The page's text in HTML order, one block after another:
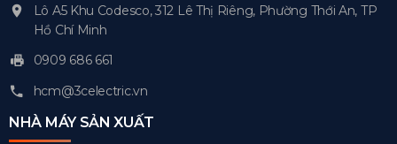
Lô A5 Khu Codesco, 312 Lê Thị Riêng, Phường Thới An, TP
Hồ Chí Minh
0909 686 661
hcm@3celectric.vn
NHÀ MÁY SẢN XUẤT